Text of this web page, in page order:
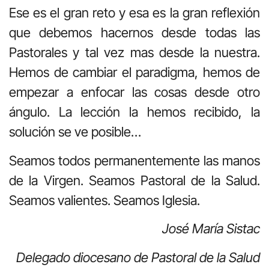
Ese es el gran reto y esa es la gran reflexión
que debemos hacernos desde todas las
Pastorales y tal vez mas desde la nuestra.
Hemos de cambiar el paradigma, hemos de
empezar a enfocar las cosas desde otro
ángulo. La lección la hemos recibido, la
solución se ve posible…
Seamos todos permanentemente las manos
de la Virgen. Seamos Pastoral de la Salud.
Seamos valientes. Seamos Iglesia.
José María Sistac
Delegado diocesano de Pastoral de la Salud